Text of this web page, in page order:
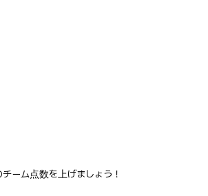
ーム点数を上げましょう！